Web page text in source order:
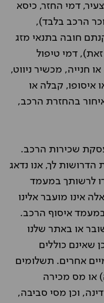
דמי החזר, כיסא
הרכב בלבד),
חובה בתנאי מזג
דמי טיפול
חנייה, מכשיר ניווט,
איסופו, קבלה או
בהחזרת הרכב,
שכירות הרכב.
לך, אנו נדאג
לרשותך במעמד
אינו מועבר אלינו
איסוף הרכב.
או באתר שלנו
שאינם כוללים
אחרים. תשלומים
או מס מכירה
וכן מסי סביבה,